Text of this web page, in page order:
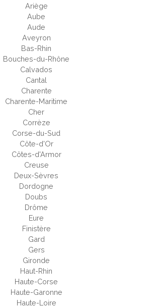
Ariège
Aube
Aude
Aveyron
Bas-Rhin
Bouches-du-Rhône
Calvados
Cantal
Charente
Charente-Maritime
Cher
Corrèze
Corse-du-Sud
Côte-d'Or
Côtes-d'Armor
Creuse
Deux-Sèvres
Dordogne
Doubs
Drôme
Eure
Finistère
Gard
Gers
Gironde
Haut-Rhin
Haute-Corse
Haute-Garonne
Haute-Loire